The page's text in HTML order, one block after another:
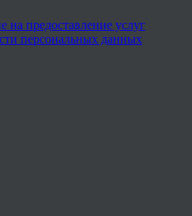
на предоставление услуг
персональных данных